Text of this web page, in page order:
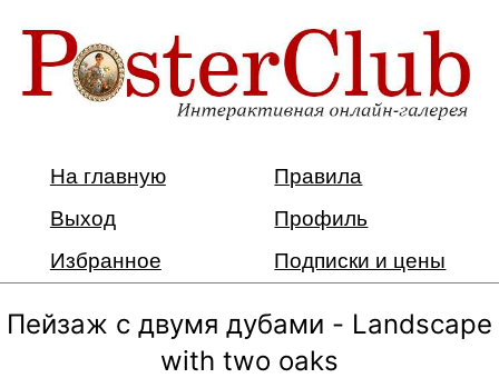
На главную
Правила
Выход
Профиль
Избранное
Подписки и цены
Пейзаж с двумя дубами - Landscape
with two oaks